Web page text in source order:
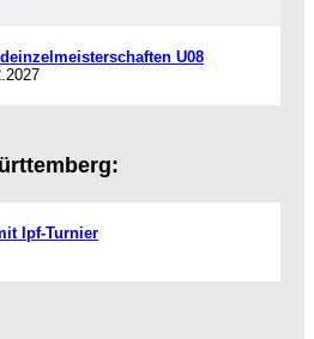
U08
Ipf-Turnier